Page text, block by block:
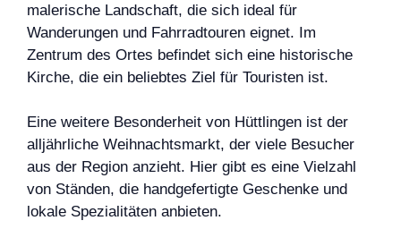
malerische Landschaft, die sich ideal für
Wanderungen und Fahrradtouren eignet. Im
Zentrum des Ortes befindet sich eine historische
Kirche, die ein beliebtes Ziel für Touristen ist.
Eine weitere Besonderheit von Hüttlingen ist der
alljährliche Weihnachtsmarkt, der viele Besucher
aus der Region anzieht. Hier gibt es eine Vielzahl
von Ständen, die handgefertigte Geschenke und
lokale Spezialitäten anbieten.